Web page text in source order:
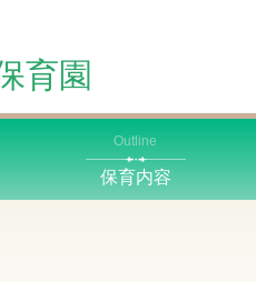
育園
Outline
保育内容